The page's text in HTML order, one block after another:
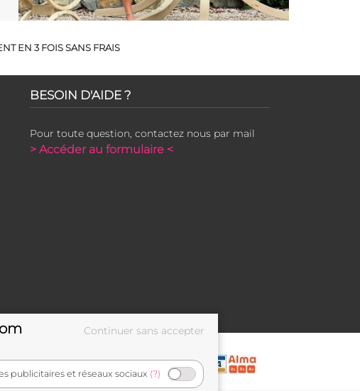
EN 3 FOIS SANS FRAIS
BESOIN D'AIDE ?
Pour toute question, contactez nous par mail
> Accéder au formulaire <
publicitaires et réseaux sociaux (?)